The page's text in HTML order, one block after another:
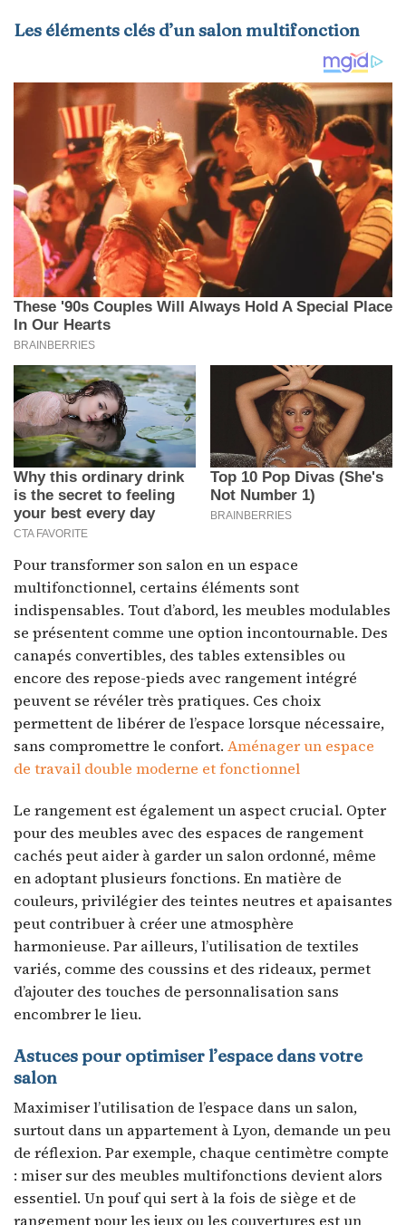
Les éléments clés d’un salon multifonction
Pour transformer son salon en un espace
multifonctionnel, certains éléments sont
indispensables. Tout d’abord, les meubles modulables
se présentent comme une option incontournable. Des
canapés convertibles, des tables extensibles ou
encore des repose-pieds avec rangement intégré
peuvent se révéler très pratiques. Ces choix
permettent de libérer de l’espace lorsque nécessaire,
sans compromettre le confort. Aménager un espace
de travail double moderne et fonctionnel
Le rangement est également un aspect crucial. Opter
pour des meubles avec des espaces de rangement
cachés peut aider à garder un salon ordonné, même
en adoptant plusieurs fonctions. En matière de
couleurs, privilégier des teintes neutres et apaisantes
peut contribuer à créer une atmosphère
harmonieuse. Par ailleurs, l’utilisation de textiles
variés, comme des coussins et des rideaux, permet
d’ajouter des touches de personnalisation sans
encombrer le lieu.
Astuces pour optimiser l’espace dans votre
salon
Maximiser l’utilisation de l’espace dans un salon,
surtout dans un appartement à Lyon, demande un peu
de réflexion. Par exemple, chaque centimètre compte
: miser sur des meubles multifonctions devient alors
essentiel. Un pouf qui sert à la fois de siège et de
rangement pour les jeux ou les couvertures est un